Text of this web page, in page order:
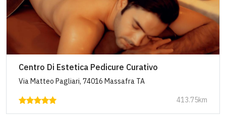
Centro Di Estetica Pedicure Curativo
Via Matteo Pagliari, 74016 Massafra TA
413.75km